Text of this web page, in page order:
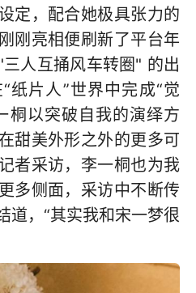
定，配合她极具张力的
刚亮相便刷新了平台年
人互捅风车转圈" 的出
纸片人”世界中完成“觉
桐以突破自我的演绎方
甜美外形之外的更多可
者采访，李一桐也为我
多侧面，采访中不断传
道，“其实我和宋一梦很